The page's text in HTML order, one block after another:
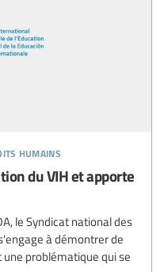
humains
du VIH et apporte
le Syndicat national des
à démontrer de
problématique qui se